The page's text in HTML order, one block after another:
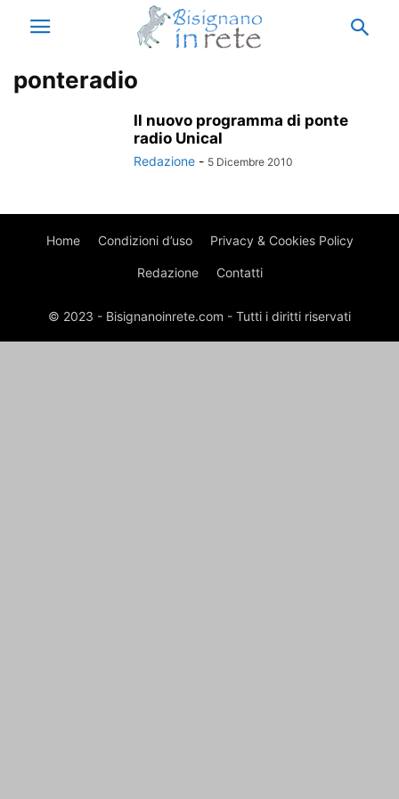
ponteradio
Il nuovo programma di ponte
radio Unical
Redazione - 5 Dicembre 2010
Home Condizioni d’uso Privacy & Cookies Policy
Redazione Contatti
© 2023 - Bisignanoinrete.com - Tutti i diritti riservati